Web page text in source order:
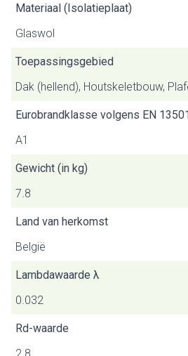
Materiaal (Isolatieplaat)
Glaswol
Toepassingsgebied
Dak (hellend), Houtskeletbouw,
Eurobrandklasse volgens EN
A1
Gewicht (in kg)
7.8
Land van herkomst
België
Lambdawaarde λ
0.032
Rd-waarde